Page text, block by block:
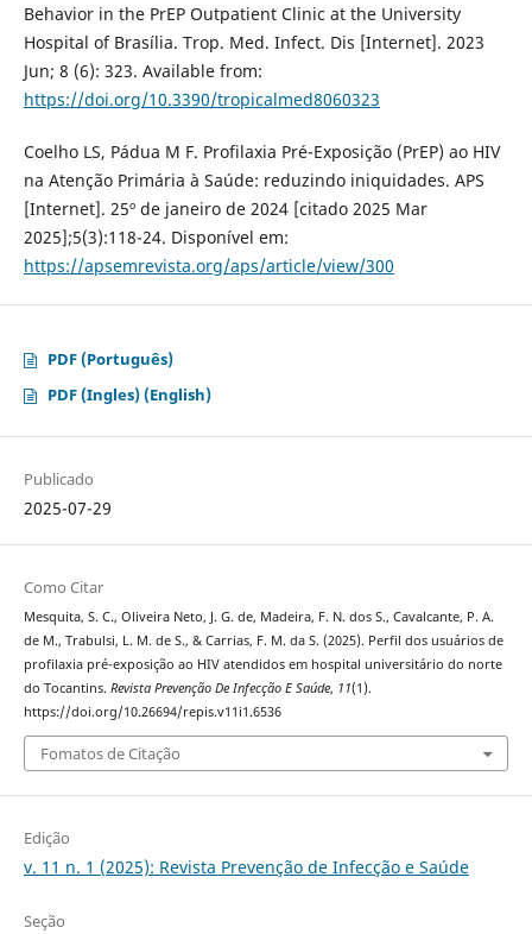
Behavior in the PrEP Outpatient Clinic at the University
Hospital of Brasília. Trop. Med. Infect. Dis [Internet]. 2023
Jun; 8 (6): 323. Available from:
https://doi.org/10.3390/tropicalmed8060323
Coelho LS, Pádua M F. Profilaxia Pré-Exposição (PrEP) ao HIV
na Atenção Primária à Saúde: reduzindo iniquidades. APS
[Internet]. 25º de janeiro de 2024 [citado 2025 Mar
2025];5(3):118-24. Disponível em:
https://apsemrevista.org/aps/article/view/300
PDF (Português)
PDF (Ingles) (English)
Publicado
2025-07-29
Como Citar
Mesquita, S. C., Oliveira Neto, J. G. de, Madeira, F. N. dos S., Cavalcante, P. A.
de M., Trabulsi, L. M. de S., & Carrias, F. M. da S. (2025). Perfil dos usuários de
profilaxia pré-exposição ao HIV atendidos em hospital universitário do norte
do Tocantins. Revista Prevenção De Infecção E Saúde, 11(1).
https://doi.org/10.26694/repis.v11i1.6536
Fomatos de Citação
Edição
v. 11 n. 1 (2025): Revista Prevenção de Infecção e Saúde
Seção